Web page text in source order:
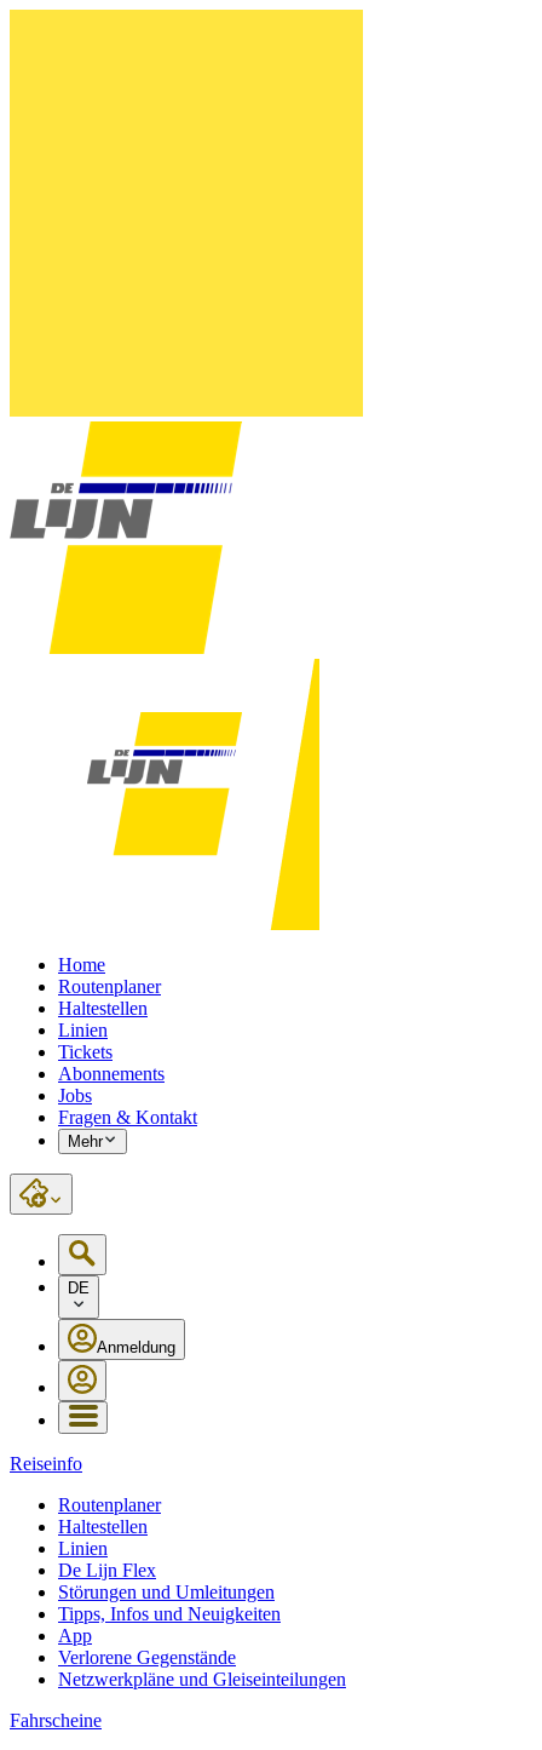
Home
Routenplaner
Haltestellen
Linien
Tickets
Abonnements
Jobs
Fragen & Kontakt
Mehr
DE
Anmeldung
Reiseinfo
Routenplaner
Haltestellen
Linien
De Lijn Flex
Störungen und Umleitungen
Tipps, Infos und Neuigkeiten
App
Verlorene Gegenstände
Netzwerkpläne und Gleiseinteilungen
Fahrscheine